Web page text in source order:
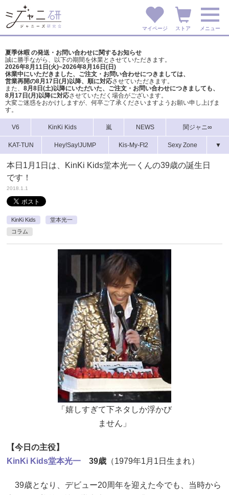
マイページ ストア メニュー
夏季休暇 の発送・お問い合わせに関するお知らせ
誠に勝手ながら、以下の期間を休業とさせていただきます。
2026年8月11日(火)~2026年8月16日(日)
休業中にいただきました、ご注文・お問い合わせにつきましては、
営業再開の8月17日(月)以降、順に対応させていただきます。
また、 8月8日(土)以降にいただいた、ご注文・ お問い合わせにつきましても、
8月17日(月)以降に対応させていただく場合がございます。
大変ご迷惑をおかけしますが、 何卒ご了承くださいますようお願い申し上げま
す。
V6 KinKi Kids 嵐 NEWS 関ジャニ∞
KAT-TUN Hey!Say!JUMP Kis-My-Ft2 Sexy Zone ▼
本日1月1日は、KinKi Kids堂本光一くんの39歳の誕生日
です！
2018.1.1
KinKi Kids
堂本光一
コラム
「嬉しすぎて下ネタしか浮かび
ません」
【今日の主役】
KinKi Kids堂本光一 39歳 （1979年1月1日生まれ）
39歳となり、デビュー20周年を迎えた今でも、当時から